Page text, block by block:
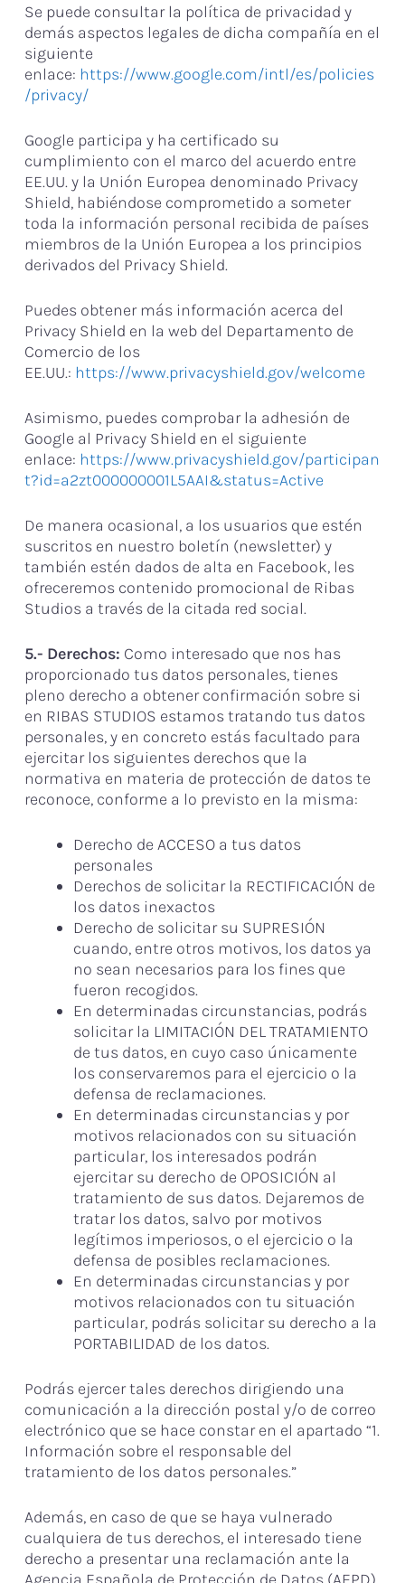
Se puede consultar la política de privacidad y
demás aspectos legales de dicha compañía en el
siguiente
enlace: https://www.google.com/intl/es/policies
/privacy/
Google participa y ha certificado su
cumplimiento con el marco del acuerdo entre
EE.UU. y la Unión Europea denominado Privacy
Shield, habiéndose comprometido a someter
toda la información personal recibida de países
miembros de la Unión Europea a los principios
derivados del Privacy Shield.
Puedes obtener más información acerca del
Privacy Shield en la web del Departamento de
Comercio de los
EE.UU.: https://www.privacyshield.gov/welcome
Asimismo, puedes comprobar la adhesión de
Google al Privacy Shield en el siguiente
enlace: https://www.privacyshield.gov/participan
t?id=a2zt000000001L5AAI&status=Active
De manera ocasional, a los usuarios que estén
suscritos en nuestro boletín (newsletter) y
también estén dados de alta en Facebook, les
ofreceremos contenido promocional de Ribas
Studios a través de la citada red social.
5.- Derechos: Como interesado que nos has
proporcionado tus datos personales, tienes
pleno derecho a obtener confirmación sobre si
en RIBAS STUDIOS estamos tratando tus datos
personales, y en concreto estás facultado para
ejercitar los siguientes derechos que la
normativa en materia de protección de datos te
reconoce, conforme a lo previsto en la misma:
Derecho de ACCESO a tus datos
personales
Derechos de solicitar la RECTIFICACIÓN de
los datos inexactos
Derecho de solicitar su SUPRESIÓN
cuando, entre otros motivos, los datos ya
no sean necesarios para los fines que
fueron recogidos.
En determinadas circunstancias, podrás
solicitar la LIMITACIÓN DEL TRATAMIENTO
de tus datos, en cuyo caso únicamente
los conservaremos para el ejercicio o la
defensa de reclamaciones.
En determinadas circunstancias y por
motivos relacionados con su situación
particular, los interesados podrán
ejercitar su derecho de OPOSICIÓN al
tratamiento de sus datos. Dejaremos de
tratar los datos, salvo por motivos
legítimos imperiosos, o el ejercicio o la
defensa de posibles reclamaciones.
En determinadas circunstancias y por
motivos relacionados con tu situación
particular, podrás solicitar su derecho a la
PORTABILIDAD de los datos.
Podrás ejercer tales derechos dirigiendo una
comunicación a la dirección postal y/o de correo
electrónico que se hace constar en el apartado “1.
Información sobre el responsable del
tratamiento de los datos personales.”
Además, en caso de que se haya vulnerado
cualquiera de tus derechos, el interesado tiene
derecho a presentar una reclamación ante la